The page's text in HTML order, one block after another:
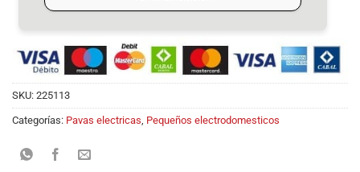
SKU: 225113
Categorías: Pavas electricas Pequeños electrodomesticos